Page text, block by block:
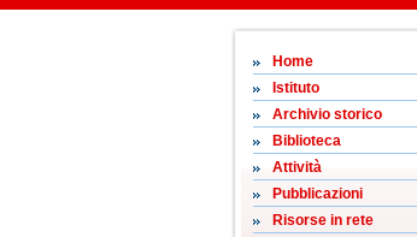
Home
Istituto
Archivio storico
Biblioteca
Attività
Pubblicazioni
Risorse in rete